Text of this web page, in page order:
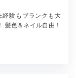
ブランクも大
髪色＆ネイル自由！